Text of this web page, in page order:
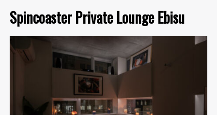
Spincoaster Private Lounge Ebisu